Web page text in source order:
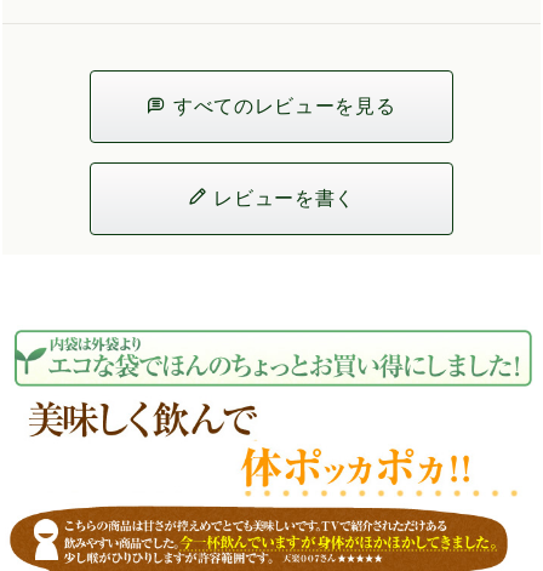
すべてのレビューを見る
レビューを書く